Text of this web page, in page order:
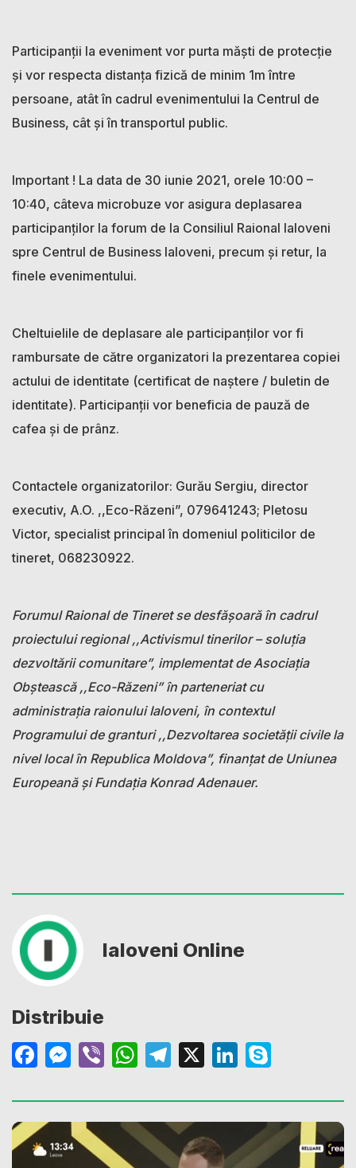
Participanții la eveniment vor purta măști de protecție
și vor respecta distanța fizică de minim 1m între
persoane, atât în cadrul evenimentului la Centrul de
Business, cât și în transportul public.
Important ! La data de 30 iunie 2021, orele 10:00 –
10:40, câteva microbuze vor asigura deplasarea
participanților la forum de la Consiliul Raional Ialoveni
spre Centrul de Business Ialoveni, precum și retur, la
finele evenimentului.
Cheltuielile de deplasare ale participanților vor fi
rambursate de către organizatori la prezentarea copiei
actului de identitate (certificat de naștere / buletin de
identitate). Participanții vor beneficia de pauză de
cafea și de prânz.
Contactele organizatorilor: Gurău Sergiu, director
executiv, A.O. ,,Eco-Răzeni”, 079641243; Pletosu
Victor, specialist principal în domeniul politicilor de
tineret, 068230922.
Forumul Raional de Tineret se desfășoară în cadrul
proiectului regional ,,Activismul tinerilor – soluția
dezvoltării comunitare”, implementat de Asociația
Obștească ,,Eco-Răzeni” în parteneriat cu
administrația raionului Ialoveni, în contextul
Programului de granturi ,,Dezvoltarea societății civile la
nivel local în Republica Moldova”, finanțat de Uniunea
Europeană și Fundația Konrad Adenauer.
Ialoveni Online
Distribuie
Facebook
Messenger
ViberWhatsApp
Telegram
X LinkedIn